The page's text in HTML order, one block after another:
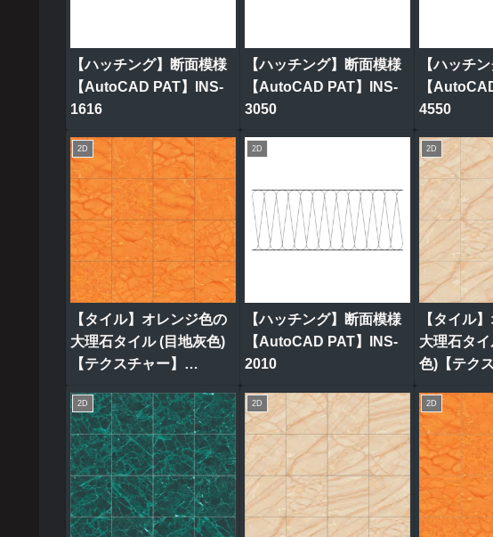
【ハッチング】断面模様
【AutoCAD PAT】INS-
1616
【ハッチング】断面模様
【AutoCAD PAT】INS-
3050
【ハッチ
【
4550
2D
【タイル】オレンジ色の
大理石タイル (目地灰色)
【テクスチャー】
2D
【ハッチング】断面模様
【AutoCAD PAT】INS-
2010
2D
【タイル
大理石タ
色)【テク
2D 2D 2D